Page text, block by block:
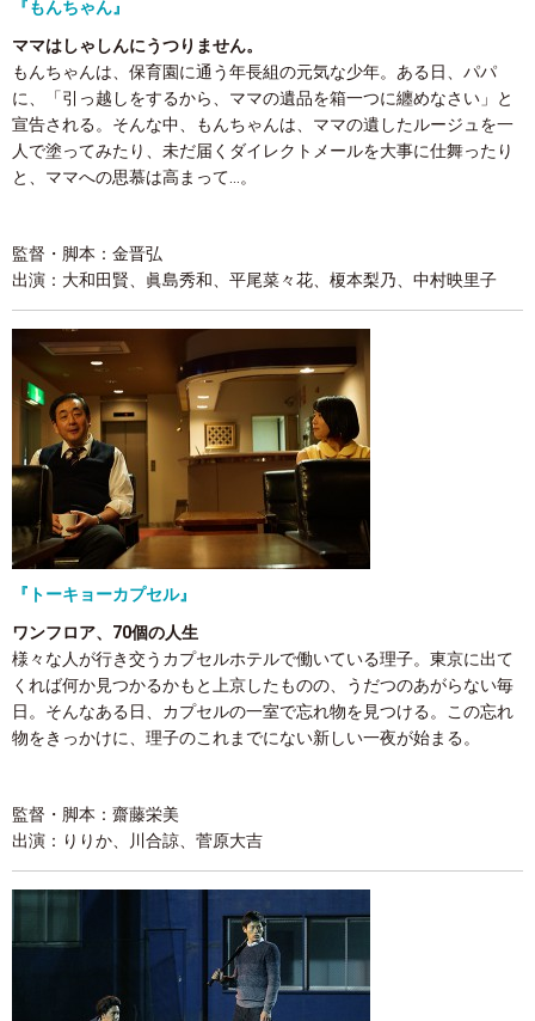
『もんちゃん』
ママはしゃしんにうつりません。
もんちゃんは、保育園に通う年長組の元気な少年。ある日、パパ
に、「引っ越しをするから、ママの遺品を箱一つに纏めなさい」と
宣告される。そんな中、もんちゃんは、ママの遺したルージュを一
人で塗ってみたり、未だ届くダイレクトメールを大事に仕舞ったり
と、ママへの思慕は高まって…。
監督・脚本：金晋弘
出演：大和田賢、眞島秀和、平尾菜々花、榎本梨乃、中村映里子
『トーキョーカプセル』
ワンフロア、70個の人生
様々な人が行き交うカプセルホテルで働いている理子。東京に出て
くれば何か見つかるかもと上京したものの、うだつのあがらない毎
日。そんなある日、カプセルの一室で忘れ物を見つける。この忘れ
物をきっかけに、理子のこれまでにない新しい一夜が始まる。
監督・脚本：齋藤栄美
出演：りりか、川合諒、菅原大吉